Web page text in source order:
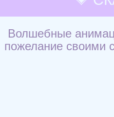
Волшебные
пожелание своими